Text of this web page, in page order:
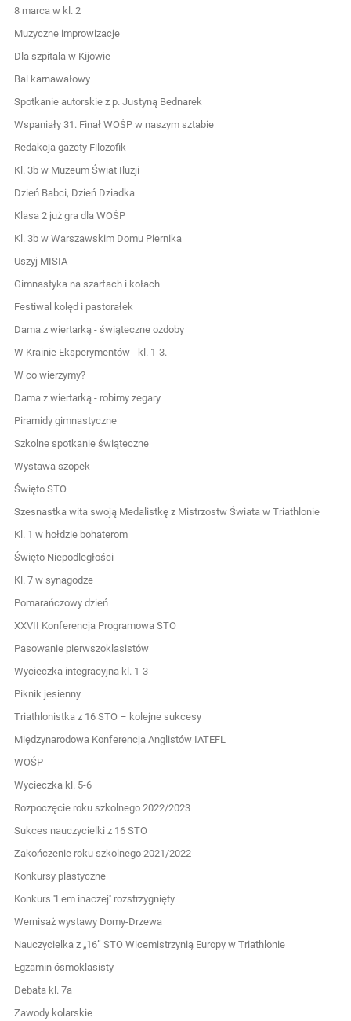
8 marca w kl. 2
Muzyczne improwizacje
Dla szpitala w Kijowie
Bal karnawałowy
Spotkanie autorskie z p. Justyną Bednarek
Wspaniały 31. Finał WOŚP w naszym sztabie
Redakcja gazety Filozofik
Kl. 3b w Muzeum Świat Iluzji
Dzień Babci, Dzień Dziadka
Klasa 2 już gra dla WOŚP
Kl. 3b w Warszawskim Domu Piernika
Uszyj MISIA
Gimnastyka na szarfach i kołach
Festiwal kolęd i pastorałek
Dama z wiertarką - świąteczne ozdoby
W Krainie Eksperymentów - kl. 1-3.
W co wierzymy?
Dama z wiertarką - robimy zegary
Piramidy gimnastyczne
Szkolne spotkanie świąteczne
Wystawa szopek
Święto STO
Szesnastka wita swoją Medalistkę z Mistrzostw Świata w Triathlonie
Kl. 1 w hołdzie bohaterom
Święto Niepodległości
Kl. 7 w synagodze
Pomarańczowy dzień
XXVII Konferencja Programowa STO
Pasowanie pierwszoklasistów
Wycieczka integracyjna kl. 1-3
Piknik jesienny
Triathlonistka z 16 STO – kolejne sukcesy
Międzynarodowa Konferencja Anglistów IATEFL
WOŚP
Wycieczka kl. 5-6
Rozpoczęcie roku szkolnego 2022/2023
Sukces nauczycielki z 16 STO
Zakończenie roku szkolnego 2021/2022
Konkursy plastyczne
Konkurs ''Lem inaczej'' rozstrzygnięty
Wernisaż wystawy Domy-Drzewa
Nauczycielka z „16” STO Wicemistrzynią Europy w Triathlonie
Egzamin ósmoklasisty
Debata kl. 7a
Zawody kolarskie